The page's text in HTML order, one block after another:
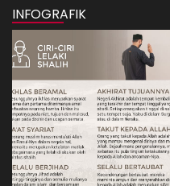
INFOGRAFIK